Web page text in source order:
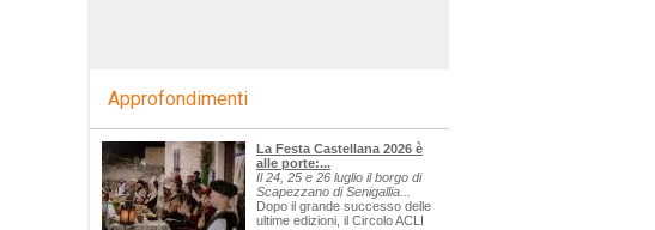
Approfondimenti
La Festa Castellana 2026 è
alle porte:...
Il 24, 25 e 26 luglio il borgo di
Scapezzano di Senigallia...
Dopo il grande successo delle
ultime edizioni, il Circolo ACLI